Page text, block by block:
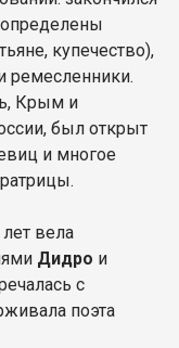
купечество),
ремесленники.
Крым и
был открыт
и многое
вела
Дидро и
с
поэта